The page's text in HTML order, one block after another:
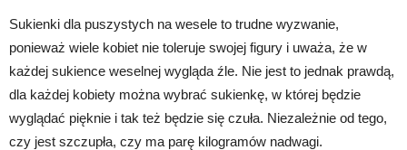
Sukienki dla puszystych na wesele to trudne wyzwanie,
ponieważ wiele kobiet nie toleruje swojej figury i uważa, że w
każdej sukience weselnej wygląda źle. Nie jest to jednak prawdą,
dla każdej kobiety można wybrać sukienkę, w której będzie
wyglądać pięknie i tak też będzie się czuła. Niezależnie od tego,
czy jest szczupła, czy ma parę kilogramów nadwagi.